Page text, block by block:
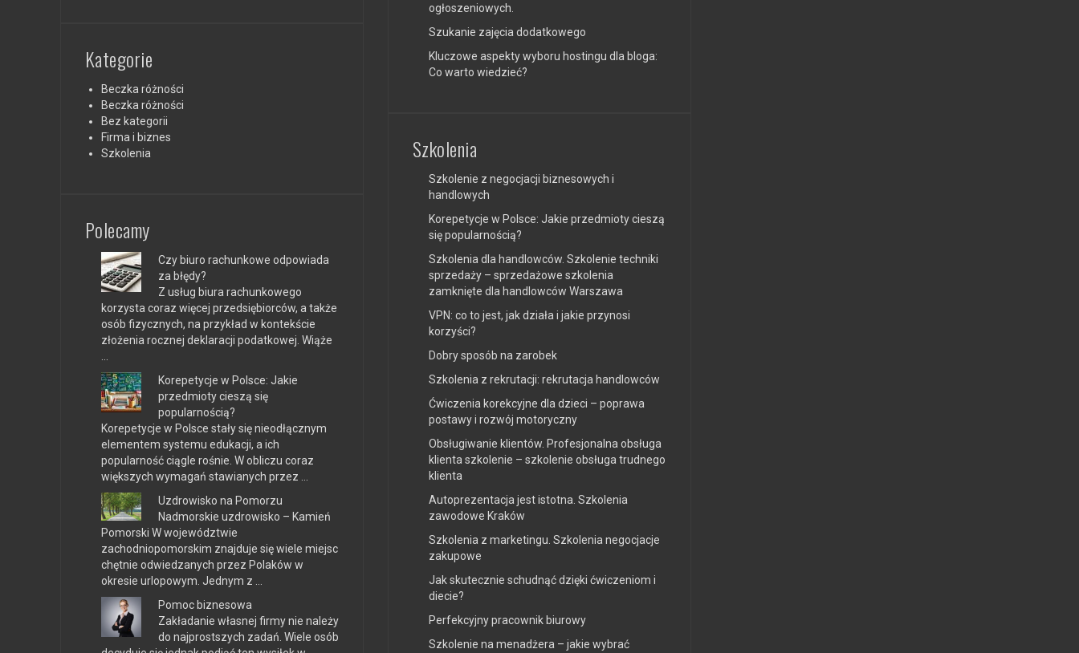
Kategorie
Beczka różności
Beczka różności
Bez kategorii
Firma i biznes
Szkolenia
Polecamy
Czy biuro rachunkowe odpowiada
za błędy?
Z usług biura rachunkowego
korzysta coraz więcej przedsiębiorców, a także
osób fizycznych, na przykład w kontekście
złożenia rocznej deklaracji podatkowej. Wiąże
…
Korepetycje w Polsce: Jakie
przedmioty cieszą się
popularnością?
Korepetycje w Polsce stały się nieodłącznym
elementem systemu edukacji, a ich
popularność ciągle rośnie. W obliczu coraz
większych wymagań stawianych przez …
Uzdrowisko na Pomorzu
Nadmorskie uzdrowisko – Kamień
Pomorski W województwie
zachodniopomorskim znajduje się wiele miejsc
chętnie odwiedzanych przez Polaków w
okresie urlopowym. Jednym z …
Pomoc biznesowa
Zakładanie własnej firmy nie należy
do najprostszych zadań. Wiele osób
ogłoszeniowych.
Szukanie zajęcia dodatkowego
Kluczowe aspekty wyboru hostingu dla bloga:
Co warto wiedzieć?
Szkolenia
Szkolenie z negocjacji biznesowych i
handlowych
Korepetycje w Polsce: Jakie przedmioty cieszą
się popularnością?
Szkolenia dla handlowców. Szkolenie techniki
sprzedaży – sprzedażowe szkolenia
zamknięte dla handlowców Warszawa
VPN: co to jest, jak działa i jakie przynosi
korzyści?
Dobry sposób na zarobek
Szkolenia z rekrutacji: rekrutacja handlowców
Ćwiczenia korekcyjne dla dzieci – poprawa
postawy i rozwój motoryczny
Obsługiwanie klientów. Profesjonalna obsługa
klienta szkolenie – szkolenie obsługa trudnego
klienta
Autoprezentacja jest istotna. Szkolenia
zawodowe Kraków
Szkolenia z marketingu. Szkolenia negocjacje
zakupowe
Jak skutecznie schudnąć dzięki ćwiczeniom i
diecie?
Perfekcyjny pracownik biurowy
Szkolenie na menadżera – jakie wybrać